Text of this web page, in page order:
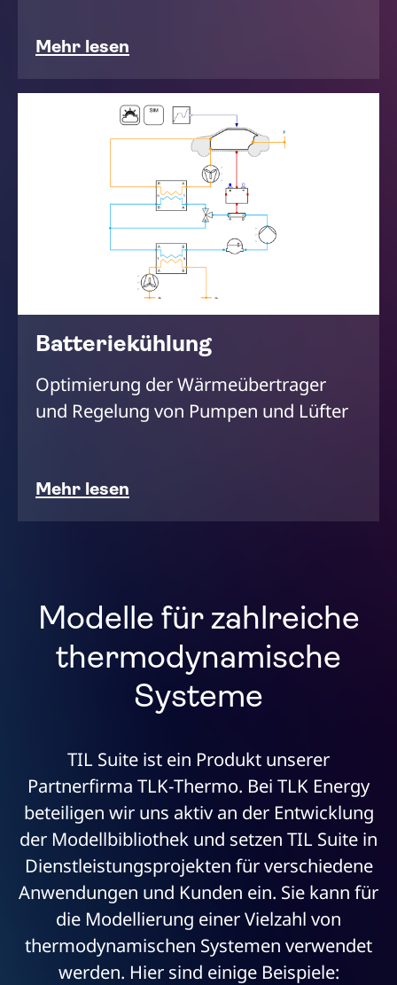
Mehr lesen
Batteriekühlung
Optimierung der Wärmeübertrager
und Regelung von Pumpen und Lüfter
Mehr lesen
Modelle für zahlreiche
thermodynamische
Systeme
TIL Suite ist ein Produkt unserer
Partnerfirma TLK-Thermo. Bei TLK Energy
beteiligen wir uns aktiv an der Entwicklung
der Modellbibliothek und setzen TIL Suite in
Dienstleistungs­projekten für verschiedene
Anwendungen und Kunden ein. Sie kann für
die Modellierung einer Vielzahl von
thermodynamischen Systemen verwendet
werden. Hier sind einige Beispiele: